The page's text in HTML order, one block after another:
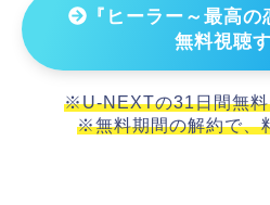
『ヒーラー～最高の
無料視聴す
※U-NEXTの31日間無料
※無料期間の解約で、